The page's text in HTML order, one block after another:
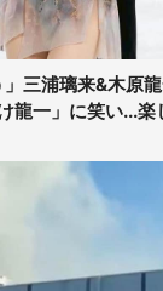
三浦璃来&木原
龍一」に笑い...楽